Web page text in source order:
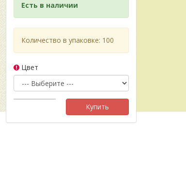
Есть в наличии
Количество в упаковке: 100
Цвет
Купить